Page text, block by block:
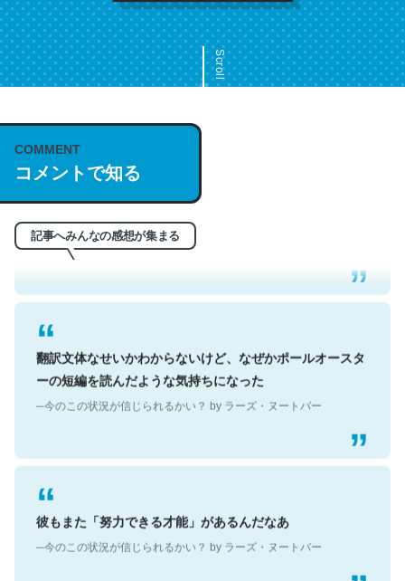
Scroll
COMMENT
コメントで知る
記事へみんなの感想が集まる
これは名文。彼はとてもクレバーなんだろうなと凄く思
う。英語少しでも読める人は原文もお勧め。自分はこの流
─今のこの状況が信じられるかい？ by ラーズ・ヌートバー
翻訳文体なせいかわからないけど、なぜかポールオースタ
ーの短編を読んだような気持ちになった
─今のこの状況が信じられるかい？ by ラーズ・ヌートバー
彼もまた「努力できる才能」があるんだなあ
─今のこの状況が信じられるかい？ by ラーズ・ヌートバー